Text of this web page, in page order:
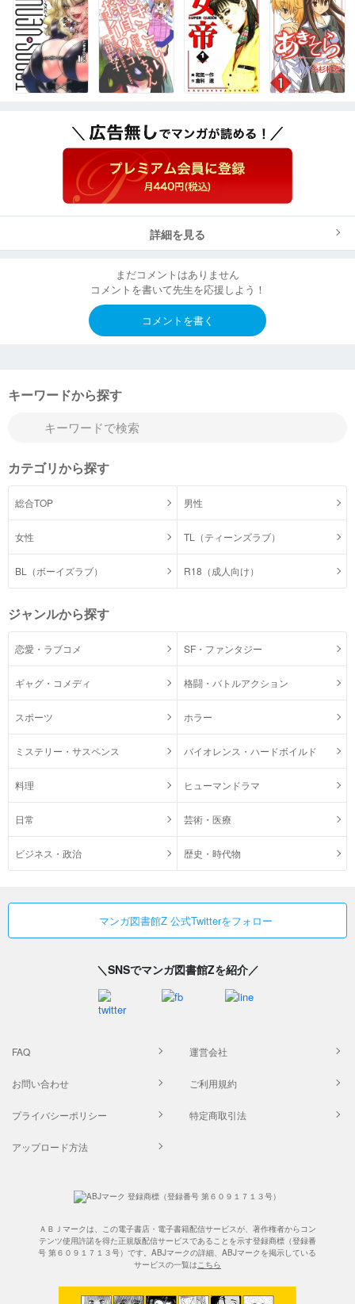
詳細を見る
まだコメントはありません
コメントを書いて先生を応援しよう！
コメントを書く
キーワードから探す
カテゴリから探す
総合TOP 男性
女性 TL（ティーンズラブ）
BL（ボーイズラブ） R18（成人向け）
ジャンルから探す
恋愛・ラブコメ SF・ファンタジー
ギャグ・コメディ 格闘・バトルアクション
スポーツ ホラー
ミステリー・サスペンス バイオレンス・ハードボイルド
料理 ヒューマンドラマ
日常 芸術・医療
ビジネス・政治 歴史・時代物
マンガ図書館Z 公式Twitterをフォロー
＼SNSでマンガ図書館Zを紹介／
FAQ 運営会社
お問い合わせ ご利用規約
プライバシーポリシー 特定商取引法
アップロード方法
ＡＢＪマークは、この電子書店・電子書籍配信サービスが、著作権者からコン
テンツ使用許諾を得た正規版配信サービスであることを示す登録商標（登録番
号 第６０９１７１３号）です。ABJマークの詳細、ABJマークを掲示している
サービスの一覧はこちら